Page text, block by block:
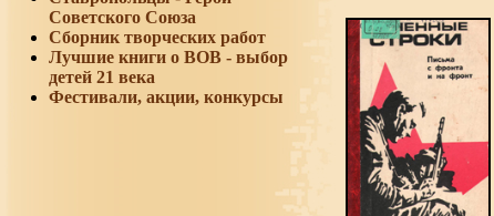
Советского Союза
Сборник творческих работ
Лучшие книги о ВОВ - выбор
детей 21 века
Фестивали, акции, конкурсы